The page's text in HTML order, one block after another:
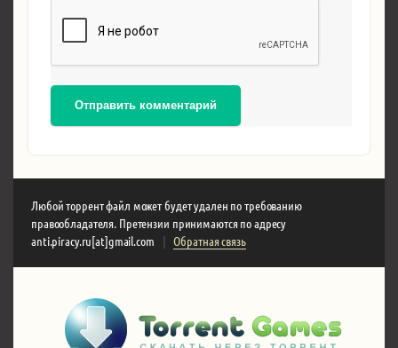
Отправить комментарий
Любой торрент файл может будет удален по требованию
правообладателя. Претензии принимаются по адресу
anti.piracy.ru[at]gmail.com
| Обратная связь